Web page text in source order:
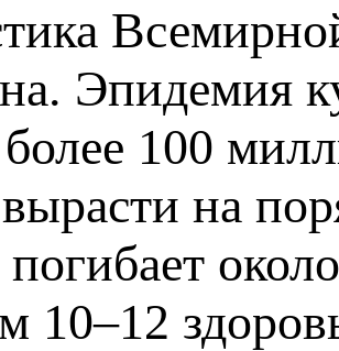
Эпидемия
100
на
10–12